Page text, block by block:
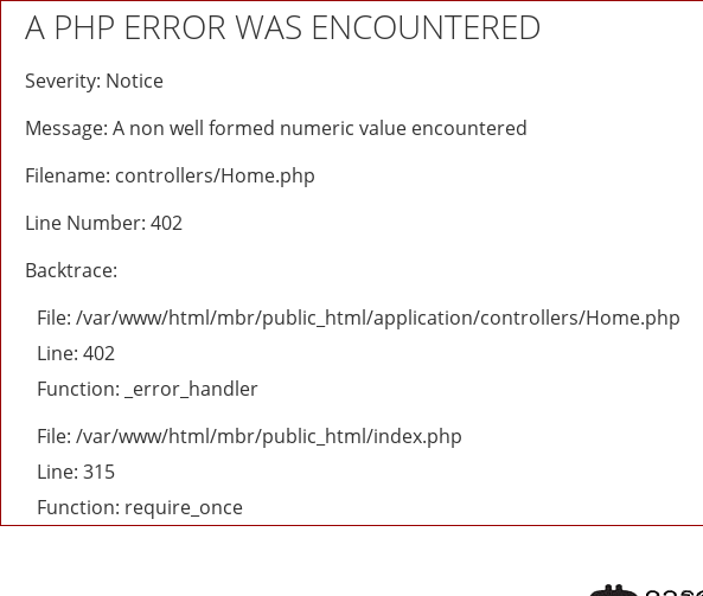
A PHP ERROR WAS ENCOUNTERED
Severity: Notice
Message: A non well formed numeric value encountered
Filename: controllers/Home.php
Line Number: 402
Backtrace:
File: /var/www/html/mbr/public_html/application/controllers/Home.php
Line: 402
Function: _error_handler
File: /var/www/html/mbr/public_html/index.php
Line: 315
Function: require_once